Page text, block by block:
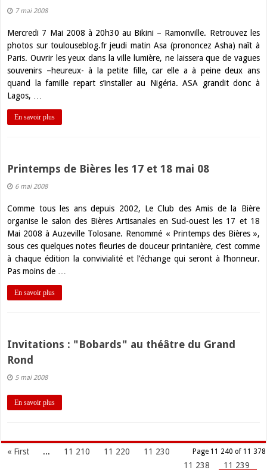
7 mai 2008
Mercredi 7 Mai 2008 à 20h30 au Bikini – Ramonville. Retrouvez les
photos sur toulouseblog.fr jeudi matin Asa (prononcez Asha) naît à
Paris. Ouvrir les yeux dans la ville lumière, ne laissera que de vagues
souvenirs –heureux- à la petite fille, car elle a à peine deux ans
quand la famille repart s’installer au Nigéria. ASA grandit donc à
Lagos, …
En savoir plus
Printemps de Bières les 17 et 18 mai 08
6 mai 2008
Comme tous les ans depuis 2002, Le Club des Amis de la Bière
organise le salon des Bières Artisanales en Sud-ouest les 17 et 18
Mai 2008 à Auzeville Tolosane. Renommé « Printemps des Bières »,
sous ces quelques notes fleuries de douceur printanière, c’est comme
à chaque édition la convivialité et l’échange qui seront à l’honneur.
Pas moins de …
En savoir plus
Invitations : "Bobards" au théâtre du Grand
Rond
5 mai 2008
En savoir plus
Page 11 240 of 11 378
« First ... 11 210 11 220
11 230
11 238
11 239